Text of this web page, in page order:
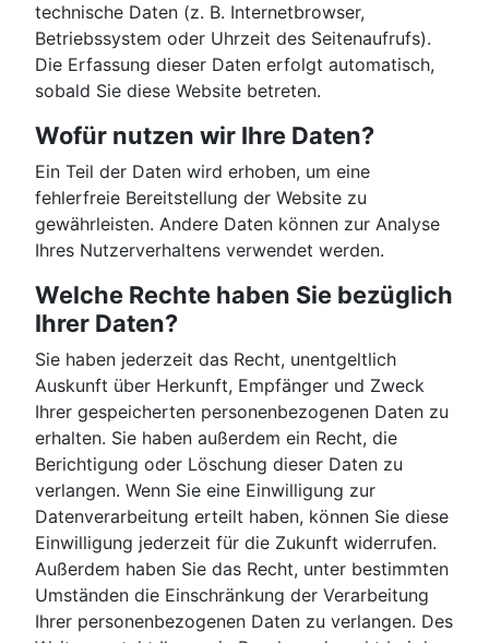
technische Daten (z. B. Internetbrowser,
Betriebssystem oder Uhrzeit des Seitenaufrufs).
Die Erfassung dieser Daten erfolgt automatisch,
sobald Sie diese Website betreten.
Wofür nutzen wir Ihre Daten?
Ein Teil der Daten wird erhoben, um eine
fehlerfreie Bereitstellung der Website zu
gewährleisten. Andere Daten können zur Analyse
Ihres Nutzerverhaltens verwendet werden.
Welche Rechte haben Sie bezüglich
Ihrer Daten?
Sie haben jederzeit das Recht, unentgeltlich
Auskunft über Herkunft, Empfänger und Zweck
Ihrer gespeicherten personenbezogenen Daten zu
erhalten. Sie haben außerdem ein Recht, die
Berichtigung oder Löschung dieser Daten zu
verlangen. Wenn Sie eine Einwilligung zur
Datenverarbeitung erteilt haben, können Sie diese
Einwilligung jederzeit für die Zukunft widerrufen.
Außerdem haben Sie das Recht, unter bestimmten
Umständen die Einschränkung der Verarbeitung
Ihrer personenbezogenen Daten zu verlangen. Des